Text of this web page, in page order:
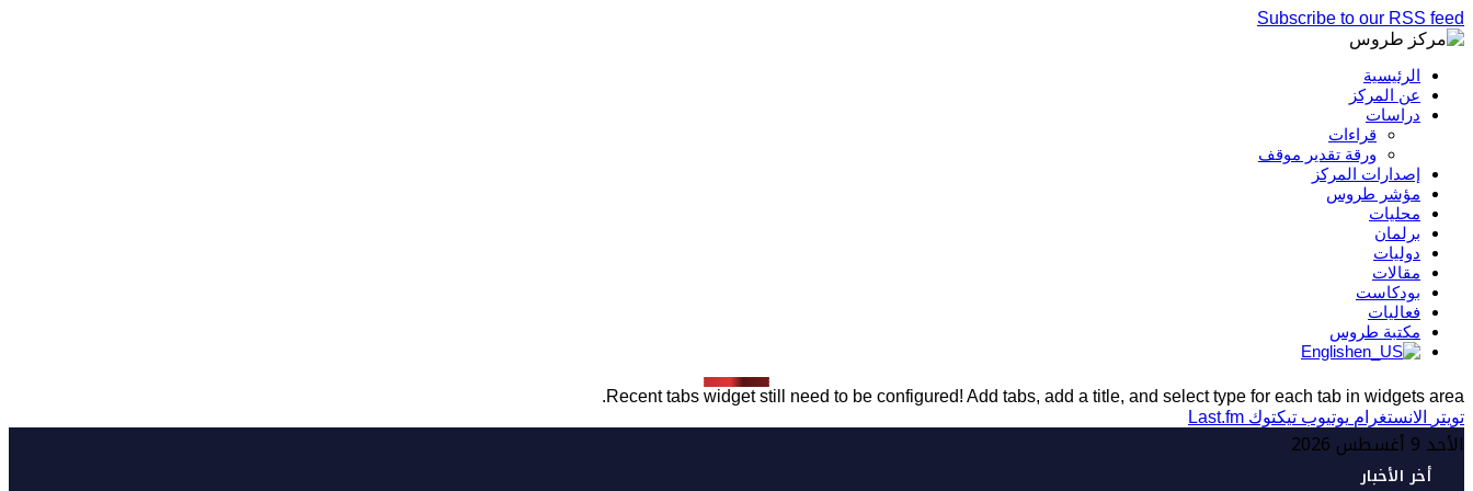
Subscribe to our RSS feed
الرئيسية
عن المركز
دراسات
قراءات
ورقة تقدير موقف
إصدارات المركز
مؤشر طروس
محليات
برلمان
دوليات
مقالات
بودكاست
فعاليات
مكتبة طروس
English
Recent tabs widget still need to be configured! Add tabs, add a title, and select type for each tab in widgets area.
تويتر
الانستغرام يوتيوب تيكتوك Last.fm
الأحد 9 أغسطس 2026
أخر الأخبار